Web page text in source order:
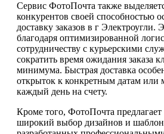
Сервис ФотоПочта также
конкурентов своей способностью
доставку заказов в г
благодаря оптимизированной
сотрудничеству с курьерскими
сократить время ожидания заказа
минимума. Быстрая доставка
открыток к конкретным датам или
каждый день на счету.
Кроме того, ФотоПочта
широкий выбор дизайнов и